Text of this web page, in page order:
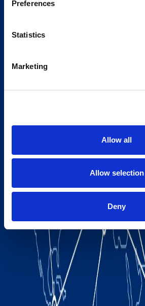
Preferences
Statistics
Marketing
Allow all
Allow selection
Deny